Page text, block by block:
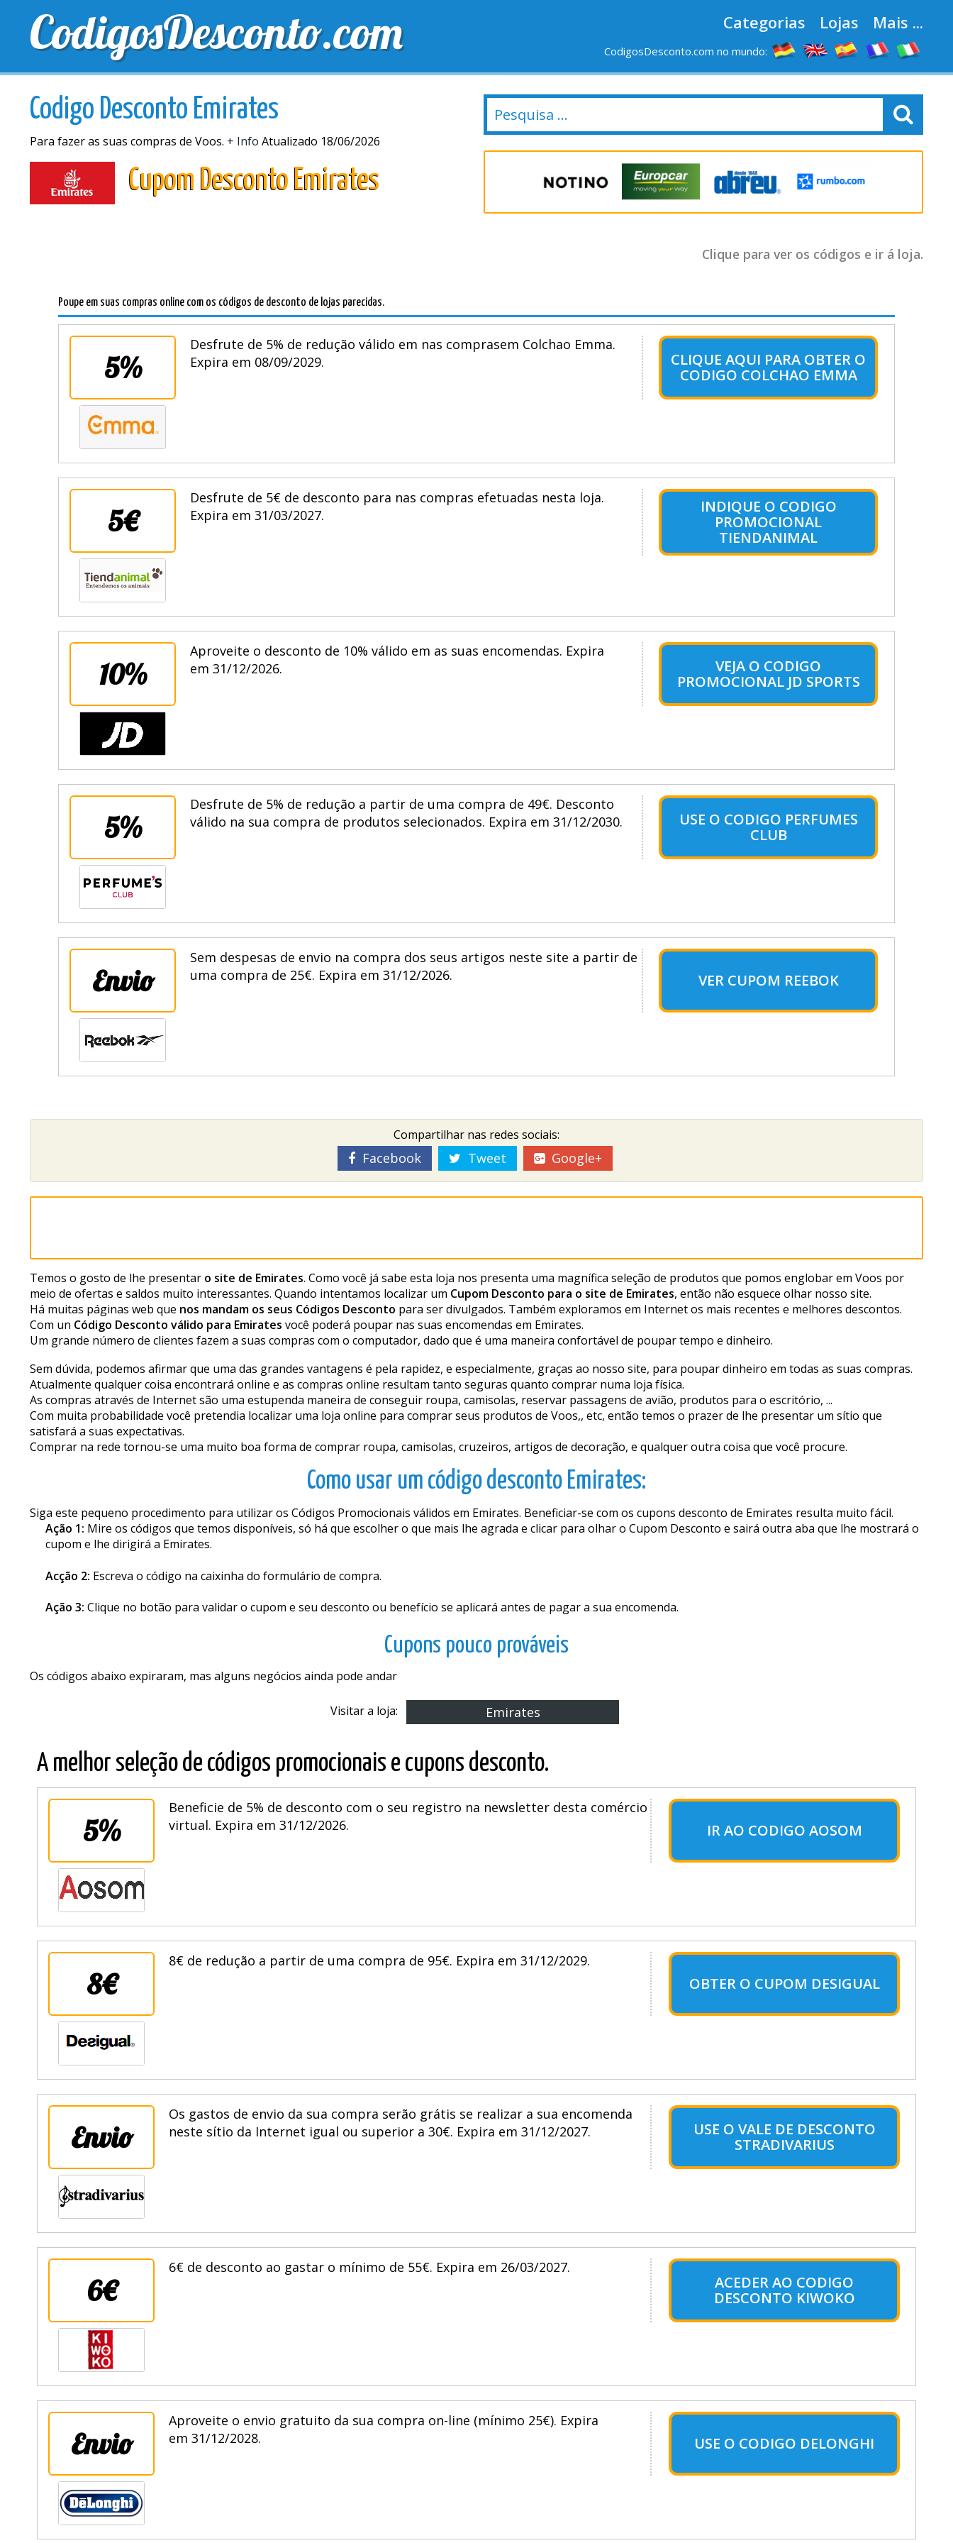
CodigosDesconto.com Categorias Lojas Mais ...
CodigosDesconto.com no mundo:
MELHORES CUPONS NOVAS LOJAS
Codigo Desconto Emirates
Para fazer as suas compras de Voos. + Info Atualizado 18/06/2026
Cupom Desconto Emirates
Clique para ver os códigos e ir á loja.
Poupe em suas compras online com os códigos de desconto de lojas parecidas.
5%
Desfrute de 5% de redução válido em nas comprasem Colchao Emma.
Expira em 08/09/2029.
CLIQUE AQUI PARA OBTER O
CODIGO COLCHAO EMMA
5€
Desfrute de 5€ de desconto para nas compras efetuadas nesta loja.
Expira em 31/03/2027.
INDIQUE O CODIGO
PROMOCIONAL
TIENDANIMAL
10%
Aproveite o desconto de 10% válido em as suas encomendas. Expira
em 31/12/2026.
VEJA O CODIGO
PROMOCIONAL JD SPORTS
5%
Desfrute de 5% de redução a partir de uma compra de 49€. Desconto
válido na sua compra de produtos selecionados. Expira em 31/12/2030.
USE O CODIGO PERFUMES
CLUB
Envio
Sem despesas de envio na compra dos seus artigos neste site a partir de
uma compra de 25€. Expira em 31/12/2026.
VER CUPOM REEBOK
Compartilhar nas redes sociais:
Facebook Tweet Google+
Temos o gosto de lhe presentar o site de Emirates. Como você já sabe esta loja nos presenta uma magnífica seleção de produtos que pomos englobar em Voos por
meio de ofertas e saldos muito interessantes. Quando intentamos localizar um Cupom Desconto para o site de Emirates, então não esquece olhar nosso site.
Há muitas páginas web que nos mandam os seus Códigos Desconto para ser divulgados. Também exploramos em Internet os mais recentes e melhores descontos.
Com un Código Desconto válido para Emirates você poderá poupar nas suas encomendas em Emirates.
Um grande número de clientes fazem a suas compras com o computador, dado que é uma maneira confortável de poupar tempo e dinheiro.
Sem dúvida, podemos afirmar que uma das grandes vantagens é pela rapidez, e especialmente, graças ao nosso site, para poupar dinheiro em todas as suas compras.
Atualmente qualquer coisa encontrará online e as compras online resultam tanto seguras quanto comprar numa loja física.
As compras através de Internet são uma estupenda maneira de conseguir roupa, camisolas, reservar passagens de avião, produtos para o escritório, ...
Com muita probabilidade você pretendia localizar uma loja online para comprar seus produtos de Voos,, etc, então temos o prazer de lhe presentar um sítio que
satisfará a suas expectativas.
Comprar na rede tornou-se uma muito boa forma de comprar roupa, camisolas, cruzeiros, artigos de decoração, e qualquer outra coisa que você procure.
Como usar um código desconto Emirates:
Siga este pequeno procedimento para utilizar os Códigos Promocionais válidos em Emirates. Beneficiar-se com os cupons desconto de Emirates resulta muito fácil.
Ação 1: Mire os códigos que temos disponíveis, só há que escolher o que mais lhe agrada e clicar para olhar o Cupom Desconto e sairá outra aba que lhe mostrará o
cupom e lhe dirigirá a Emirates.
Acção 2: Escreva o código na caixinha do formulário de compra.
Ação 3: Clique no botão para validar o cupom e seu desconto ou benefício se aplicará antes de pagar a sua encomenda.
Cupons pouco prováveis
Os códigos abaixo expiraram, mas alguns negócios ainda pode andar
Visitar a loja: Emirates
A melhor seleção de códigos promocionais e cupons desconto.
5%
Beneficie de 5% de desconto com o seu registro na newsletter desta comércio
virtual. Expira em 31/12/2026.
IR AO CODIGO AOSOM
8€
8€ de redução a partir de uma compra de 95€. Expira em 31/12/2029.
OBTER O CUPOM DESIGUAL
Envio
Os gastos de envio da sua compra serão grátis se realizar a sua encomenda
neste sítio da Internet igual ou superior a 30€. Expira em 31/12/2027.
USE O VALE DE DESCONTO
STRADIVARIUS
6€
6€ de desconto ao gastar o mínimo de 55€. Expira em 26/03/2027.
ACEDER AO CODIGO
DESCONTO KIWOKO
Envio
Aproveite o envio gratuito da sua compra on-line (mínimo 25€). Expira
em 31/12/2028.
USE O CODIGO DELONGHI